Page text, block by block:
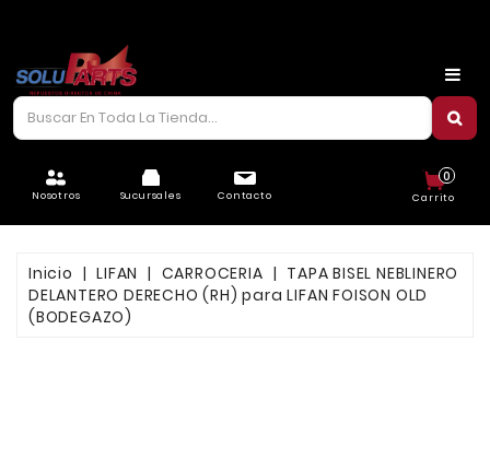
Nosotros Sucursales Contacto Carrito
0
CARROCERÍA
ELÉCTRICO
FRENOS
LUBRICANTES
Inicio LIFAN CARROCERIA
TAPA BISEL NEBLINERO
DELANTERO DERECHO (RH) para LIFAN FOISON OLD
(BODEGAZO)